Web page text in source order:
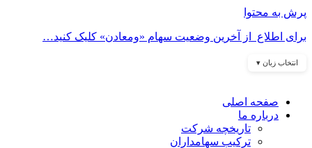
پرش به محتوا
برای اطلاع از آخرین وضعیت سهام «ومعادن» کلیک کنید…
انتخاب زبان ▾
صفحه اصلی
درباره ما
تاریخچه شرکت
ترکیب سهامداران